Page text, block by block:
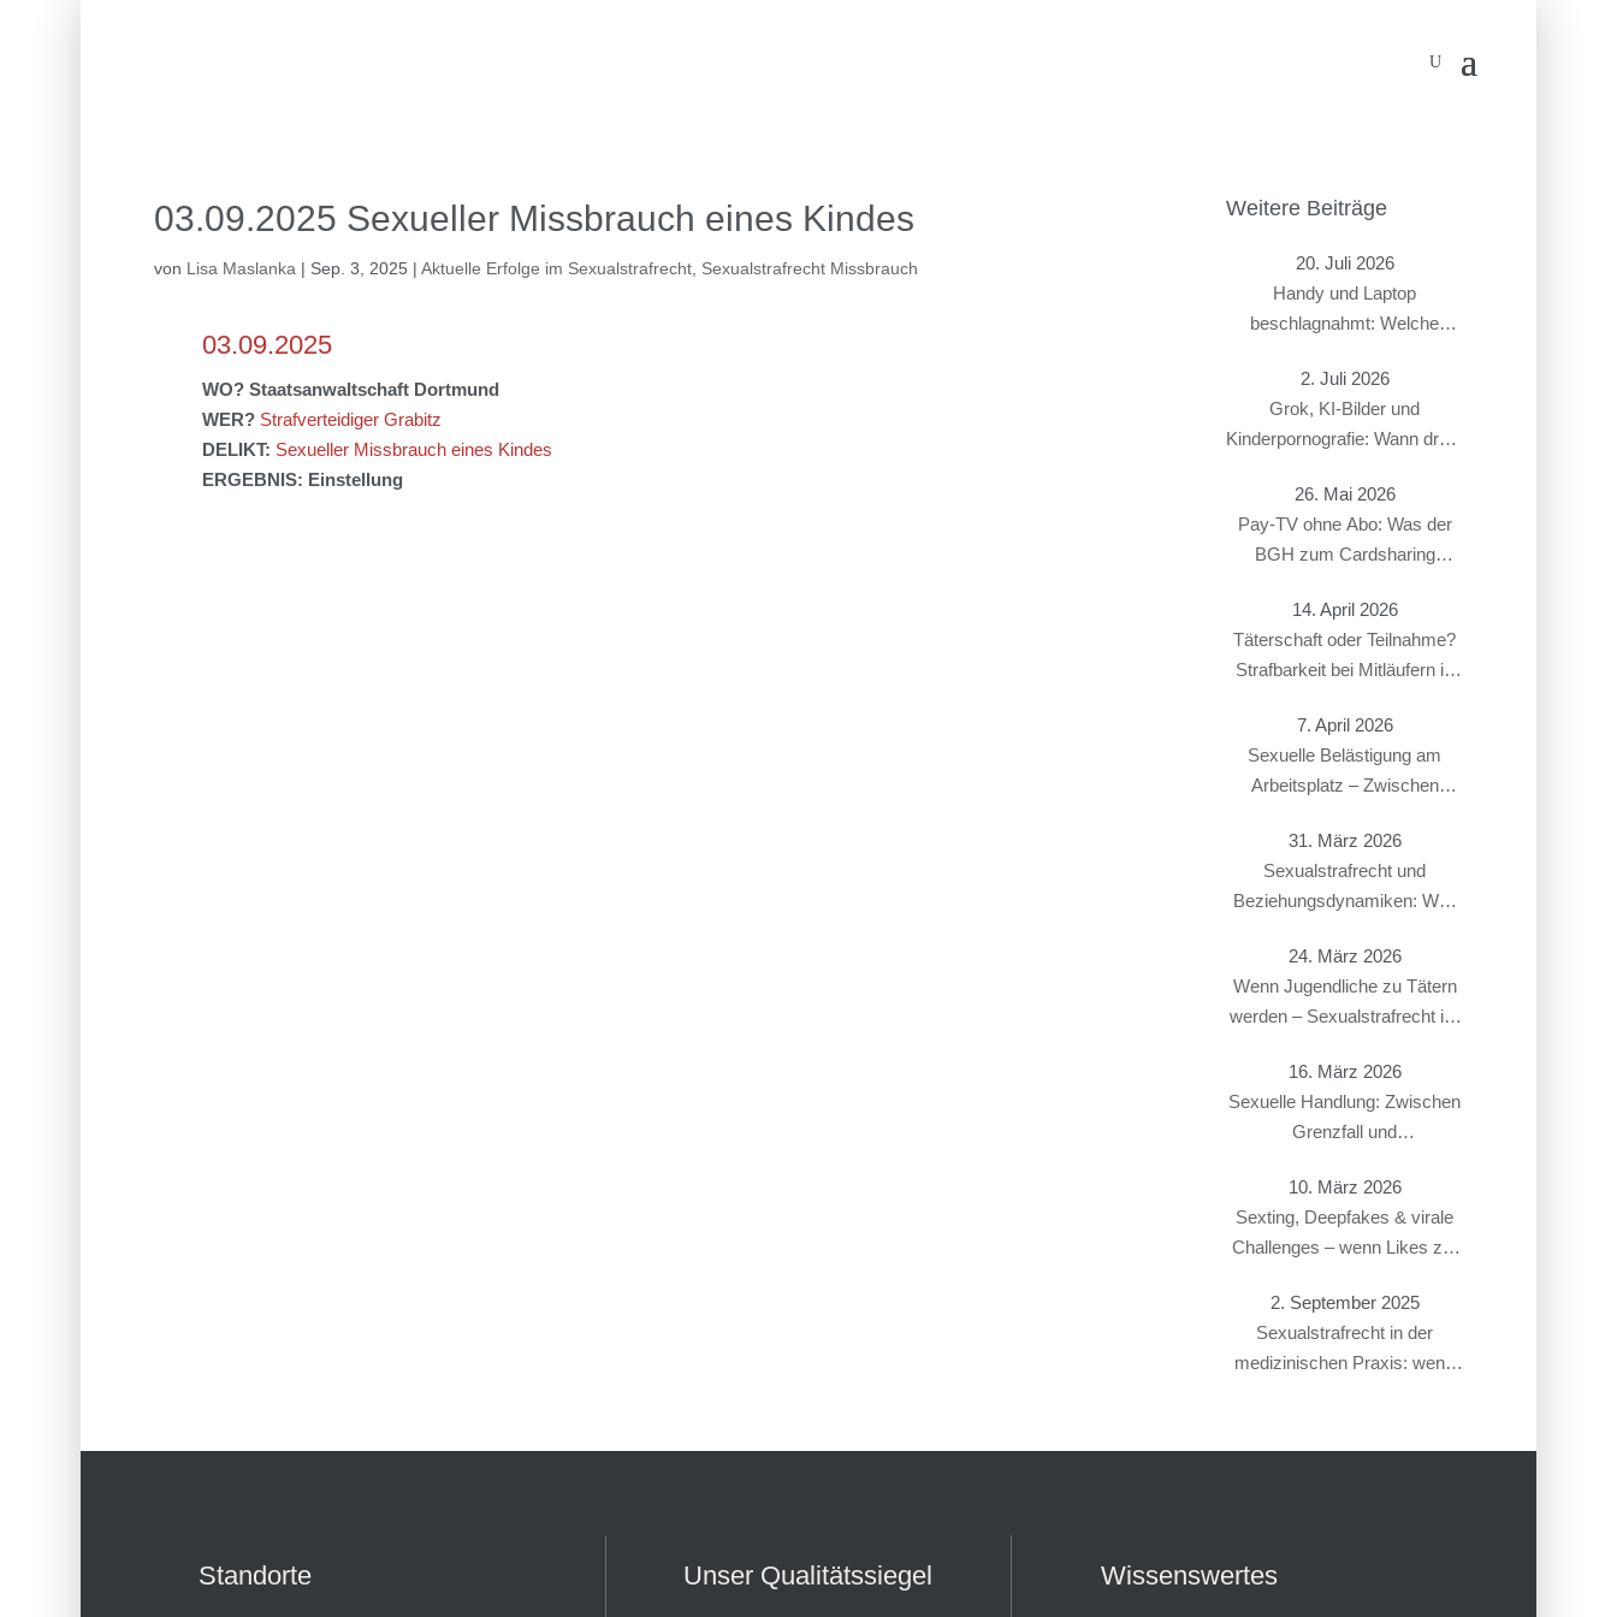
03.09.2025 Sexueller Missbrauch eines Kindes
von Lisa Maslanka| Sep. 3, 2025 | Aktuelle Erfolge im Sexualstrafrecht, Sexualstrafrecht Missbrauch
03.09.2025
WO? Staatsanwaltschaft Dortmund
WER? Strafverteidiger Grabitz
DELIKT: Sexueller Missbrauch eines Kindes
ERGEBNIS: Einstellung
Weitere Beiträge
20. Juli 2026
Handy und Laptop
beschlagnahmt: Welche
2. Juli 2026
Grok, KI-Bilder und
Kinderpornografie: Wann droht
26. Mai 2026
Pay-TV ohne Abo: Was der
BGH zum Cardsharing
14. April 2026
Täterschaft oder Teilnahme?
Strafbarkeit bei Mitläufern in
7. April 2026
Sexuelle Belästigung am
Arbeitsplatz – Zwischen
Überschneidung von § 184i
StGB mit arbeitsrechtlichen
Konsequenzen
31. März 2026
Sexualstrafrecht und
Beziehungsdynamiken: Was
oder in offenen Beziehungen?
24. März 2026
Wenn Jugendliche zu Tätern
werden – Sexualstrafrecht im
16. März 2026
Sexuelle Handlung: Zwischen
Grenzfall und
10. März 2026
Sexting, Deepfakes & virale
Challenges – wenn Likes zur
2. September 2025
Sexualstrafrecht in der
medizinischen Praxis: wenn
werden
Standorte Unser Qualitätssiegel Wissenswertes